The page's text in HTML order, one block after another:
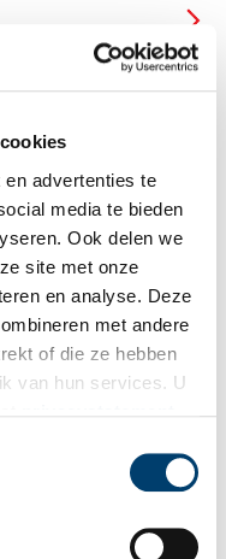
advertenties te
media te bieden
Ook delen we
site met onze
en analyse. Deze
met andere
of die ze hebben
van hun services. U
Haarlem-
van ons land. Het
Amsterdam en
Fort bij de
Stelling van